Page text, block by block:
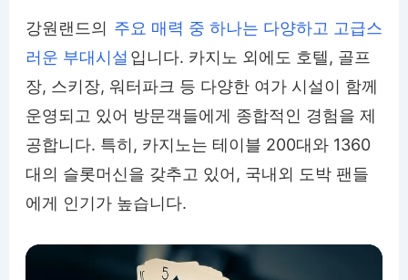
강원랜드의 주요 매력 중 하나는 다양하고 고급스
러운 부대시설 입니다. 카지노 외에도 호텔, 골프
장, 스키장, 워터파크 등 다양한 여가 시설이 함께
운영되고 있어 방문객들에게 종합적인 경험을 제
공합니다. 특히, 카지노는 테이블 200대와 1360
대의 슬롯머신을 갖추고 있어, 국내외 도박 팬들
에게 인기가 높습니다.